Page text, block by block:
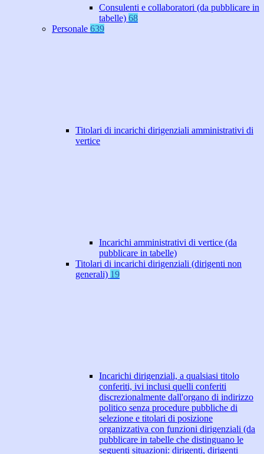
Consulenti e collaboratori (da pubblicare in
tabelle) 68
Personale 639
Titolari di incarichi dirigenziali amministrativi di
vertice
Incarichi amministrativi di vertice (da
pubblicare in tabelle)
Titolari di incarichi dirigenziali (dirigenti non
generali) 19
Incarichi dirigenziali, a qualsiasi titolo
conferiti, ivi inclusi quelli conferiti
discrezionalmente dall'organo di indirizzo
politico senza procedure pubbliche di
selezione e titolari di posizione
organizzativa con funzioni dirigenziali (da
pubblicare in tabelle che distinguano le
seguenti situazioni: dirigenti, dirigenti